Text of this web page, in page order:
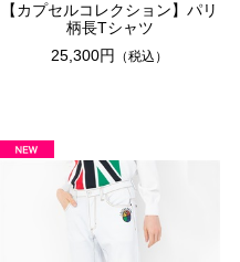
【カプセルコレクション】パリ
柄長Tシャツ
25,300円
（税込）